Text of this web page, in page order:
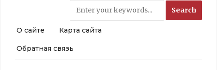
О сайте Карта сайта
Обратная связь